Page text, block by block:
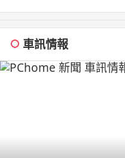
我們
車訊情報